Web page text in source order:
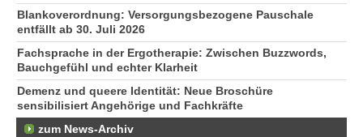
Blankoverordnung: Versorgungsbezogene Pauschale
entfällt ab 30. Juli 2026
Fachsprache in der Ergotherapie: Zwischen Buzzwords,
Bauchgefühl und echter Klarheit
Demenz und queere Identität: Neue Broschüre
sensibilisiert Angehörige und Fachkräfte
zum News-Archiv